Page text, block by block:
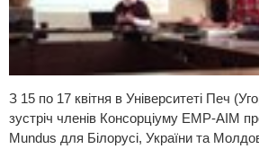
З 15 по 17 квітня в Університеті Печ
зустріч членів Консорціуму EMP-AIM
Mundus для Білорусі, України та